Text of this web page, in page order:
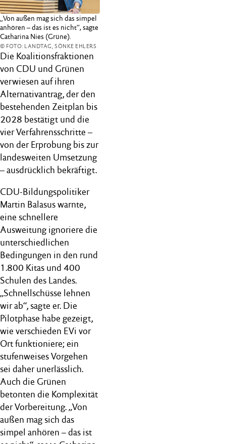
„Von außen mag sich das simpel
anhören – das ist es nicht“, sagte
Catharina Nies (Grüne).
© FOTO: LANDTAG, SÖNKE EHLERS
Die Koalitionsfraktionen
von CDU und Grünen
verwiesen auf ihren
Alternativantrag, der den
bestehenden Zeitplan bis
2028 bestätigt und die
vier Verfahrensschritte –
von der Erprobung bis zur
landesweiten Umsetzung
– ausdrücklich bekräftigt.
CDU-Bildungspolitiker
Martin Balasus warnte,
eine schnellere
Ausweitung ignoriere die
unterschiedlichen
Bedingungen in den rund
1.800 Kitas und 400
Schulen des Landes.
„Schnellschüsse lehnen
wir ab“, sagte er. Die
Pilotphase habe gezeigt,
wie verschieden EVi vor
Ort funktioniere; ein
stufenweises Vorgehen
sei daher unerlässlich.
Auch die Grünen
betonten die Komplexität
der Vorbereitung. „Von
außen mag sich das
simpel anhören – das ist